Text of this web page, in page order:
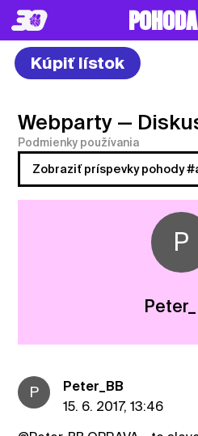
8. –
Kúpiť lístok
Webparty —
Podmienky používania
Zobraziť príspevky pohody
P
P
Peter_BB
15. 6. 2017, 13:46